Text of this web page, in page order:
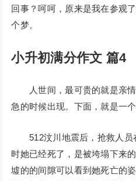
回事？呵呵，原来是我在参观
个梦。
小升初满分作文 篇4
人世间，最可贵的就是亲
急的时候出现。下面，就是一
512汶川地震后，抢救人员
时她已经死了，是被垮塌下来
墟的的间隙可以看到她死亡的